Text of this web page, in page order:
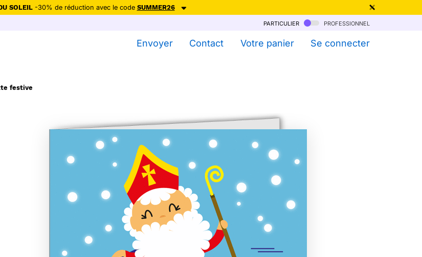
SOLEIL-30% de réduction avec le code SUMMER26
particulier professionnel
Envoyer Contact Votre panier Se connecter
festive